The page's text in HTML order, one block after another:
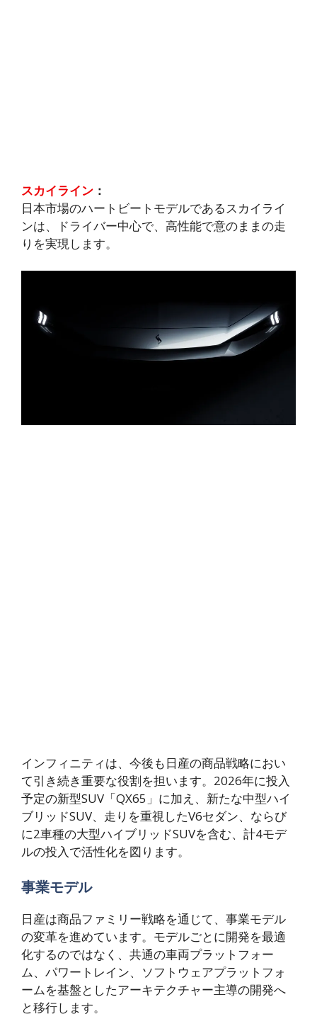
スカイライン ：
日本市場のハートビートモデルであるスカイライ
ンは、ドライバー中心で、高性能で意のままの走
りを実現します。
インフィニティは、今後も日産の商品戦略におい
て引き続き重要な役割を担います。2026年に投入
予定の新型SUV「QX65」に加え、新たな中型ハイ
ブリッドSUV、走りを重視したV6セダン、ならび
に2車種の大型ハイブリッドSUVを含む、計4モデ
ルの投入で活性化を図ります。
事業モデル
日産は商品ファミリー戦略を通じて、事業モデル
の変革を進めています。モデルごとに開発を最適
化するのではなく、共通の車両プラットフォー
ム、パワートレイン、ソフトウェアプラットフォ
ームを基盤としたアーキテクチャー主導の開発へ
と移行します。